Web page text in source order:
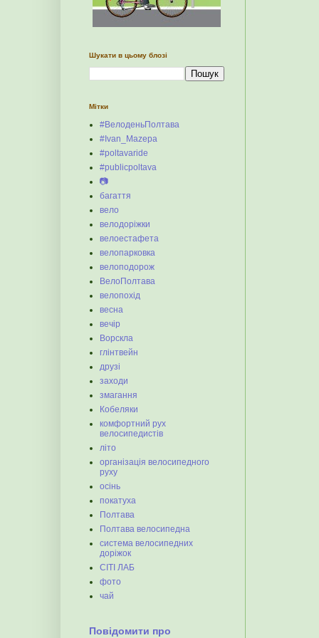
Шукати в цьому блозі
Мітки
#ВелоденьПолтава
#Ivan_Mazepa
#poltavaride
#publicpoltava
📷
багаття
вело
велодоріжки
велоестафета
велопарковка
велоподорож
ВелоПолтава
велопохід
весна
вечір
Ворскла
глінтвейн
друзі
заходи
змагання
Кобеляки
комфортний рух
велосипедистів
літо
організація велосипедного
руху
осінь
покатуха
Полтава
Полтава велосипедна
система велосипедних
доріжок
СІТІ ЛАБ
фото
чай
Повідомити про